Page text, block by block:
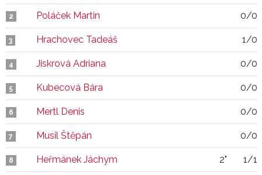
2 Poláček Martin 0/0
3 Hrachovec Tadeáš 1/0
4 Jiskrová Adriana 0/0
5 Kubecová Bára 0/0
6 Mertl Denis 0/0
7 Musil Štěpán 0/0
8 Heřmánek Jáchym 2" 1/1